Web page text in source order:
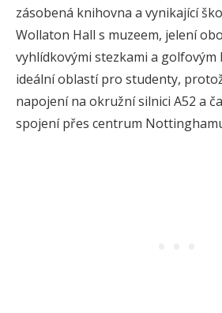
zásobená knihovna a vynikající
Wollaton Hall s muzeem, jelení
vyhlídkovými stezkami a
ideální oblastí pro studenty,
napojení na okružní silnici A52 a
spojení přes centrum